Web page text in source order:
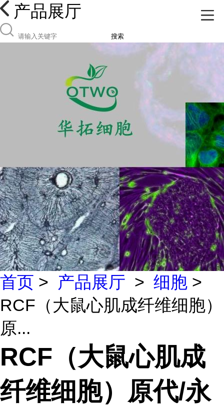
产品展厅
搜索
首页 > 产品展厅 > 细胞 >
RCF（大鼠心肌成纤维细胞）
原...
RCF（大鼠心肌成
纤维细胞）原代/永